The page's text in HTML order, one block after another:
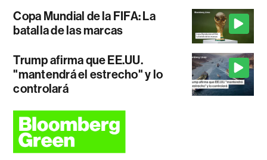
Copa Mundial de la FIFA: La
batalla de las marcas
Trump afirma que EE.UU.
"mantendrá el estrecho" y lo
controlará